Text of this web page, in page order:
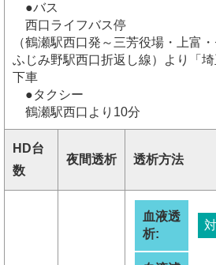
●バス
西口ライフバス停
（鶴瀬駅西口発～三芳役場・上富
ふじみ野駅西口折返し線）より「埼
下車
●タクシー
鶴瀬駅西口より10分
HD台
数
夜間透析 透析方法
血液透
析: